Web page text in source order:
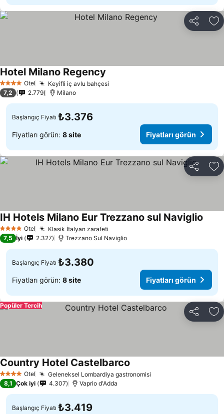
Paylaş
4 Yıldız Otel Keyifli iç avlu bahçesi
Hotel Milano Regency
7,2 2.779 Milano
Başlangıç Fiyatı ₺3.376
Fiyatları görün: 8 site Fiyatları görün
Paylaş
4 Yıldız Otel Klasik İtalyan zarafeti
IH Hotels Milano Eur Trezzano sul Naviglio
7,5 İyi 2.327 Trezzano Sul Naviglio
Başlangıç Fiyatı ₺3.380
Fiyatları görün: 8 site Fiyatları görün
Paylaş
Popüler Tercih
4 Yıldız Otel Geleneksel Lombardiya gastronomisi
Country Hotel Castelbarco
8,1 Çok iyi 4.307 Vaprio d'Adda
Başlangıç Fiyatı ₺3.419